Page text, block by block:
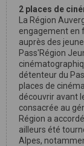
2 places de
La Région
engagement en
auprès des
Pass'Région
détenteur du
places de
découvrir avant
consacrée au
Région a
ailleurs été
Alpes,